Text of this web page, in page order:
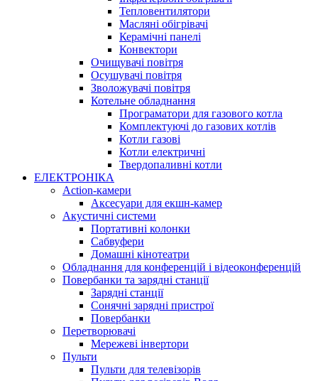
Тепловентилятори
Масляні обігрівачі
Керамічні панелі
Конвектори
Очищувачі повітря
Осушувачі повітря
Зволожувачі повітря
Котельне обладнання
Програматори для газового котла
Комплектуючі до газових котлів
Котли газові
Котли електричні
Твердопаливні котли
ЕЛЕКТРОНІКА
Action-камери
Аксесуари для екшн-камер
Акустичні системи
Портативні колонки
Сабвуфери
Домашні кінотеатри
Обладнання для конференцій і відеоконференцій
Повербанки та зарядні станції
Зарядні станції
Сонячні зарядні пристрої
Повербанки
Перетворювачі
Мережеві інвертори
Пульти
Пульти для телевізорів